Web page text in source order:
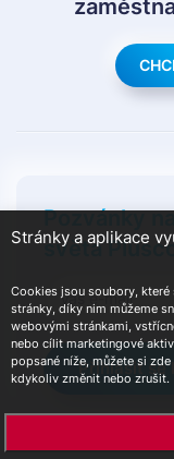
Pozvánky
světa
Přihlásit se
Stránky a aplikace
Cookies jsou soubory, které
stránky, díky nim můžeme
webovými stránkami,
nebo cílit marketingové
popsané níže, můžete si
kdykoliv změnit nebo zrušit.